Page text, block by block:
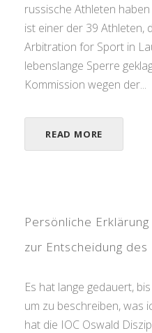
russische Athleten
ist einer der 39 Athleten,
Arbitration for Sport in
lebenslange Sperre
Kommission wegen der...
READ MORE
Persönliche
zur Entscheidung des
Es hat lange gedauert,
um zu beschreiben, was
hat die IOC Oswald